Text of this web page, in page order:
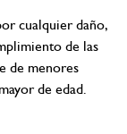
cualquier daño,
de las
de menores
de edad.